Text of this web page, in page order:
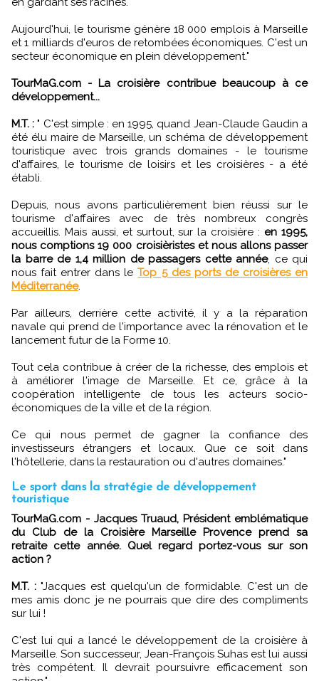
Aujourd'hui, le tourisme génère 18 000 emplois à Marseille
et 1 milliards d'euros de retombées économiques. C'est un
secteur économique en plein développement."
TourMaG.com - La croisière contribue beaucoup à ce
développement...
M.T. : " C'est simple : en 1995, quand Jean-Claude Gaudin a
été élu maire de Marseille, un schéma de développement
touristique avec trois grands domaines - le tourisme
d'affaires, le tourisme de loisirs et les croisières - a été
établi.
Depuis, nous avons particulièrement bien réussi sur le
tourisme d'affaires avec de très nombreux congrès
accueillis. Mais aussi, et surtout, sur la croisière : en 1995,
nous comptions 19 000 croisièristes et nous allons passer
la barre de 1,4 million de passagers cette année, ce qui
nous fait entrer dans leTop 5 des ports de croisières en
Méditerranée.
Par ailleurs, derrière cette activité, il y a la réparation
navale qui prend de l'importance avec la rénovation et le
lancement futur de la Forme 10.
Tout cela contribue à créer de la richesse, des emplois et
à améliorer l'image de Marseille. Et ce, grâce à la
coopération intelligente de tous les acteurs socio-
économiques de la ville et de la région.
Ce qui nous permet de gagner la confiance des
investisseurs étrangers et locaux. Que ce soit dans
l'hôtellerie, dans la restauration ou d'autres domaines."
Le sport dans la stratégie de développement
touristique
TourMaG.com - Jacques Truaud, Président emblématique
du Club de la Croisière Marseille Provence prend sa
retraite cette année. Quel regard portez-vous sur son
action ?
M.T. :"Jacques est quelqu'un de formidable. C'est un de
mes amis donc je ne pourrais que dire des compliments
sur lui !
C'est lui qui a lancé le développement de la croisière à
Marseille. Son successeur, Jean-François Suhas est lui aussi
très compétent. Il devrait poursuivre efficacement son